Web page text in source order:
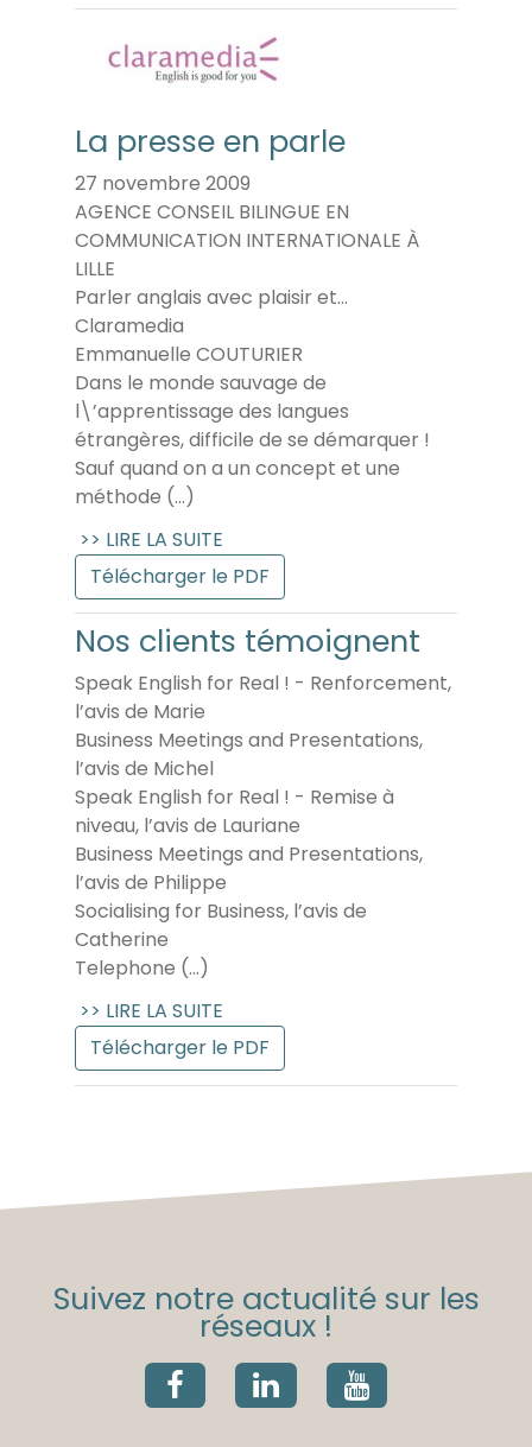
La presse en parle
27 novembre 2009
AGENCE CONSEIL BILINGUE EN
COMMUNICATION INTERNATIONALE À
LILLE
Parler anglais avec plaisir et...
Claramedia
Emmanuelle COUTURIER
Dans le monde sauvage de
l\’apprentissage des langues
étrangères, difficile de se démarquer !
Sauf quand on a un concept et une
méthode (…)
>> LIRE LA SUITE
Télécharger le PDF
Nos clients témoignent
Speak English for Real ! - Renforcement,
l’avis de Marie
Business Meetings and Presentations,
l’avis de Michel
Speak English for Real ! - Remise à
niveau, l’avis de Lauriane
Business Meetings and Presentations,
l’avis de Philippe
Socialising for Business, l’avis de
Catherine
Telephone (…)
>> LIRE LA SUITE
Télécharger le PDF
Suivez notre actualité sur les
réseaux !